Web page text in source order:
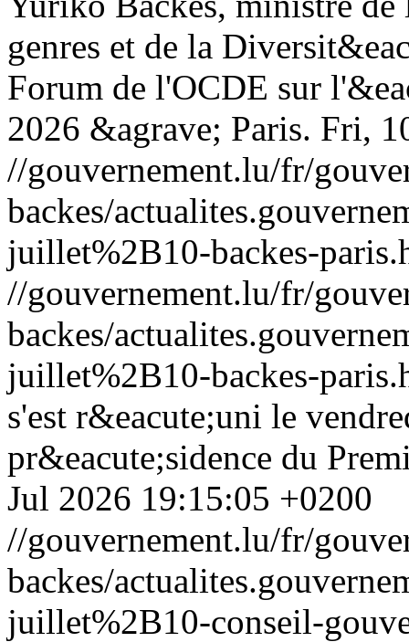
genres et de la
Forum de l'OCDE sur
2026 &agrave; Paris. Fri,
//gouvernement.lu/fr/
backes/
juillet%2B10-backes-
//gouvernement.lu/fr/
backes/
juillet%2B10-backes-
s'est r&eacute;uni le
pr&eacute;sidence du
Jul 2026 19:15:05 +0200
//gouvernement.lu/fr/
backes/
juillet%2B10-conseil-